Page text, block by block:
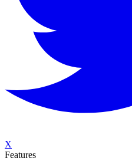
X
Features